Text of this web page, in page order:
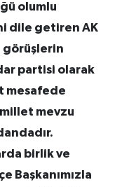
olumlu
dile getiren AK
görüşlerin
partisi olarak
mesafede
mevzu
birlik ve
Başkanımızla